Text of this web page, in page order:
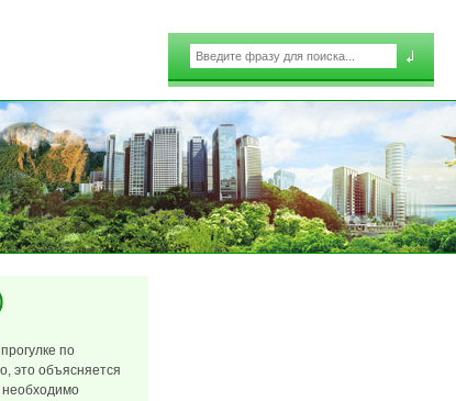
Форма поиска
Поиск
по
это объясняется
необходимо